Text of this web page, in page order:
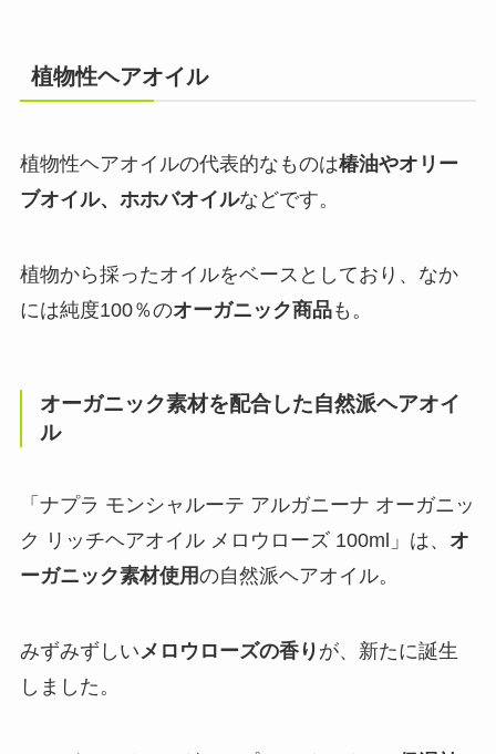
植物性ヘアオイル
植物性ヘアオイルの代表的なものは椿油やオリー
ブオイル、ホホバオイルなどです。
植物から採ったオイルをベースとしており、なか
には純度100％のオーガニック商品も。
オーガニック素材を配合した自然派ヘアオイ
ル
「ナプラ モンシャルーテ アルガニーナ オーガニッ
ク リッチヘアオイル メロウローズ 100ml」は、 オ
ーガニック素材使用の自然派ヘアオイル。
みずみずしい メロウローズの香り が、新たに誕生
しました。